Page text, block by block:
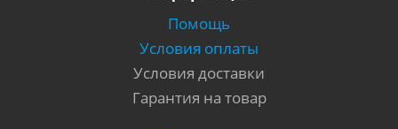
Помощь
Условия оплаты
Условия доставки
Гарантия на товар